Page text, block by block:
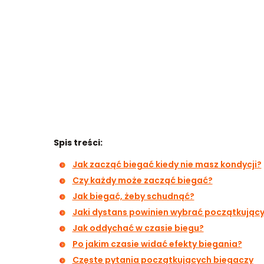
Spis treści:
Jak zacząć biegać kiedy nie masz kondycji?
Czy każdy może zacząć biegać?
Jak biegać, żeby schudnąć?
Jaki dystans powinien wybrać
Jak oddychać w czasie biegu?
Po jakim czasie widać efekty biegania?
Częste pytania początkujących biegaczy